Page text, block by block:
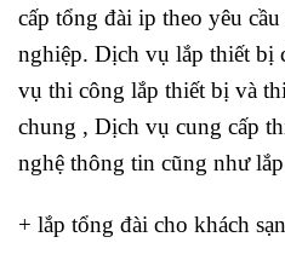
cấp tổng đài ip theo yêu
nghiệp. Dịch vụ lắp thiết bị
vụ thi công lắp thiết bị và
chung , Dịch vụ cung cấp
nghệ thông tin cũng như
+ lắp tổng đài cho khách sạn